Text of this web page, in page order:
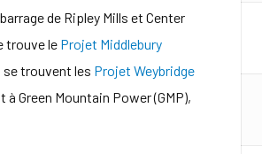
de Ripley Mills et Center
trouve le Projet Middlebury
se trouvent les Projet Weybridge
Green Mountain Power (GMP),